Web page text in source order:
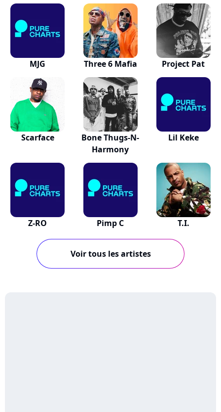
MJG Three 6 Mafia Project Pat
Scarface
Bone Thugs-N-
Harmony
Lil Keke
Z-RO Pimp C T.I.
Voir tous les artistes